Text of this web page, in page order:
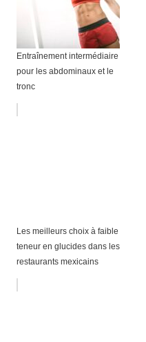
Entraînement intermédiaire
pour les abdominaux et le
tronc
Les meilleurs choix à faible
teneur en glucides dans les
restaurants mexicains